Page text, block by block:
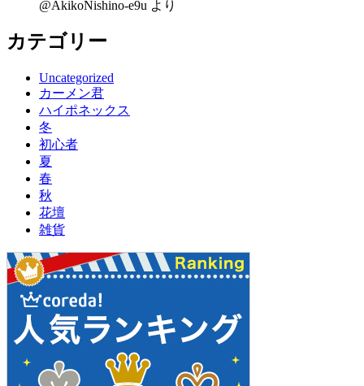
@AkikoNishino-e9u より
カテゴリー
Uncategorized
カーメン君
ハイポネックス
冬
初心者
夏
春
秋
花壇
雑貨